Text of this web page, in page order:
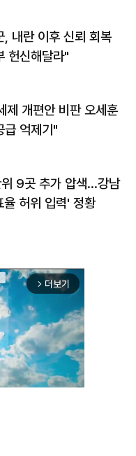
내란 이후 신뢰 회복
헌신해달라"
제 개편안 비판 오세훈
억제기"
9곳 추가 압색…강남
율 허위 입력' 정황
arrow_forward_ios 더보기